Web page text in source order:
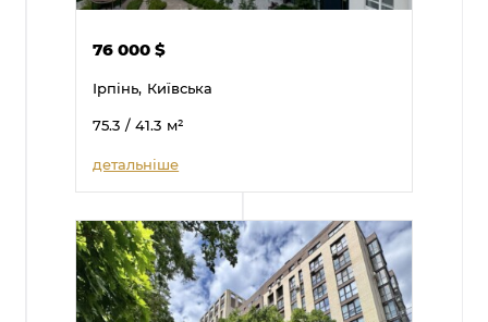
76 000$
Ірпінь, Київська
75.3 / 41.3 м²
детальніше